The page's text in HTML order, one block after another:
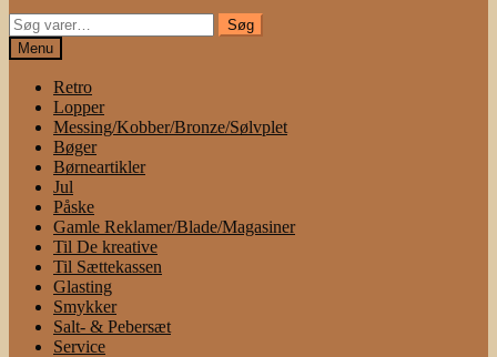
Søg
efter:
Søg
Menu
Retro
Lopper
Messing/Kobber/Bronze/Sølvplet
Bøger
Børneartikler
Jul
Påske
Gamle Reklamer/Blade/Magasiner
Til De kreative
Til Sættekassen
Glasting
Smykker
Salt- & Pebersæt
Service